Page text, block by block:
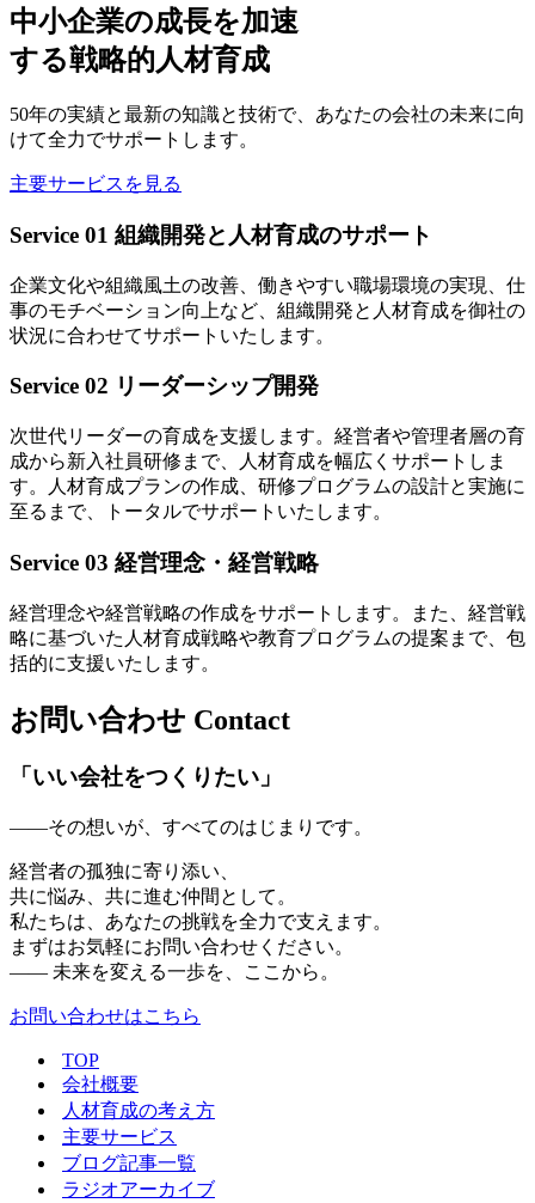
中小企業の成長を加速
する戦略的人材育成
50年の実績と最新の知識と技術で、あなたの会社の未来に向
けて全力でサポートします。
主要サービスを見る
Service 01 組織開発と人材育成のサポート
企業文化や組織風土の改善、働きやすい職場環境の実現、仕
事のモチベーション向上など、組織開発と人材育成を御社の
状況に合わせてサポートいたします。
Service 02 リーダーシップ開発
次世代リーダーの育成を支援します。経営者や管理者層の育
成から新入社員研修まで、人材育成を幅広くサポートしま
す。人材育成プランの作成、研修プログラムの設計と実施に
至るまで、トータルでサポートいたします。
Service 03 経営理念・経営戦略
経営理念や経営戦略の作成をサポートします。また、経営戦
略に基づいた人材育成戦略や教育プログラムの提案まで、包
括的に支援いたします。
お問い合わせ Contact
「いい会社をつくりたい」
——その想いが、すべてのはじまりです。
経営者の孤独に寄り添い、
共に悩み、共に進む仲間として。
私たちは、あなたの挑戦を全力で支えます。
まずはお気軽にお問い合わせください。
—— 未来を変える一歩を、ここから。
お問い合わせはこちら
TOP
会社概要
人材育成の考え方
主要サービス
ブログ記事一覧
ラジオアーカイブ